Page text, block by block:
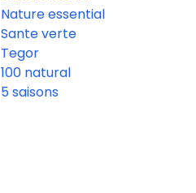
Nature essential
Sante verte
Tegor
100 natural
5 saisons